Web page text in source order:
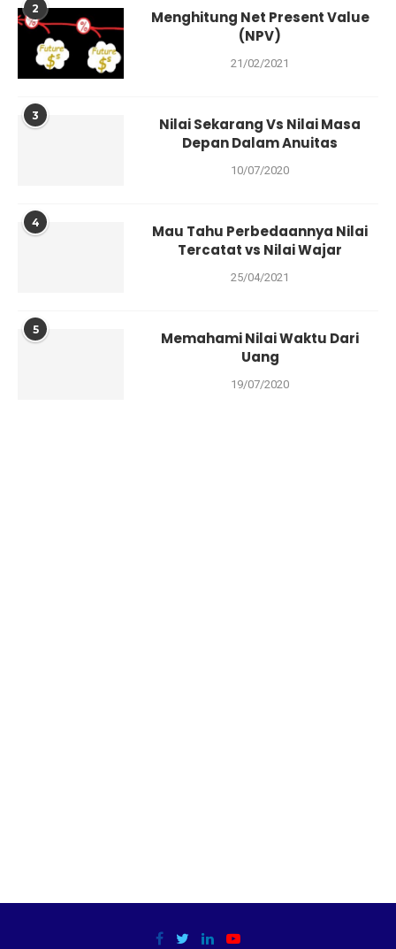
2
Menghitung Net Present Value
(NPV)
21/02/2021
3
Nilai Sekarang Vs Nilai Masa
Depan Dalam Anuitas
10/07/2020
4
Mau Tahu Perbedaannya Nilai
Tercatat vs Nilai Wajar
25/04/2021
5
Memahami Nilai Waktu Dari
Uang
19/07/2020